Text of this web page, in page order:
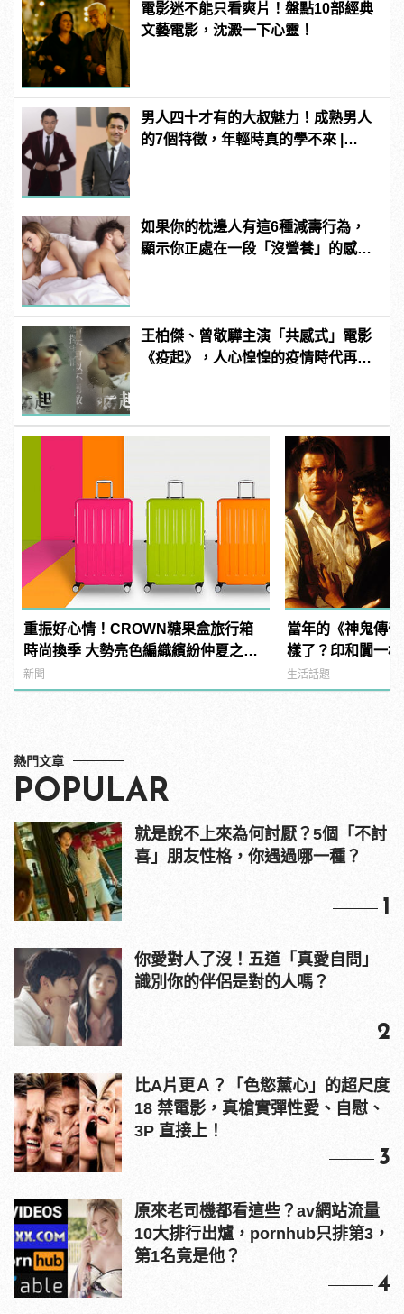
電影迷不能只看爽片！盤點10部經典
文藝電影，沈澱一下心靈！
男人四十才有的大叔魅力！成熟男人
的7個特徵，年輕時真的學不來 |
如果你的枕邊人有這6種減壽行為，
顯示你正處在一段「沒營養」的感情
王柏傑、曾敬驊主演「共感式」電影
《疫起》，人心惶惶的疫情時代再度
重振好心情！CROWN糖果盒旅行箱
時尚換季 大勢亮色編織繽紛仲夏之
夢！
新聞
當年的《神鬼傳
樣了？印和闐一
發福！
生活話題
熱門文章
POPULAR
就是說不上來為何討厭？5個「不討
喜」朋友性格，你遇過哪一種？
1
你愛對人了沒！五道「真愛自問」
識別你的伴侶是對的人嗎？
2
比A片更Ａ？「色慾薰心」的超尺度
18 禁電影，真槍實彈性愛、自慰、
3P 直接上！
3
原來老司機都看這些？av網站流量
10大排行出爐，pornhub只排第3，
第1名竟是他？
4